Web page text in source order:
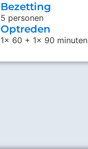
Bezetting
5 personen
Optreden
1x 60 + 1x 90 minuten